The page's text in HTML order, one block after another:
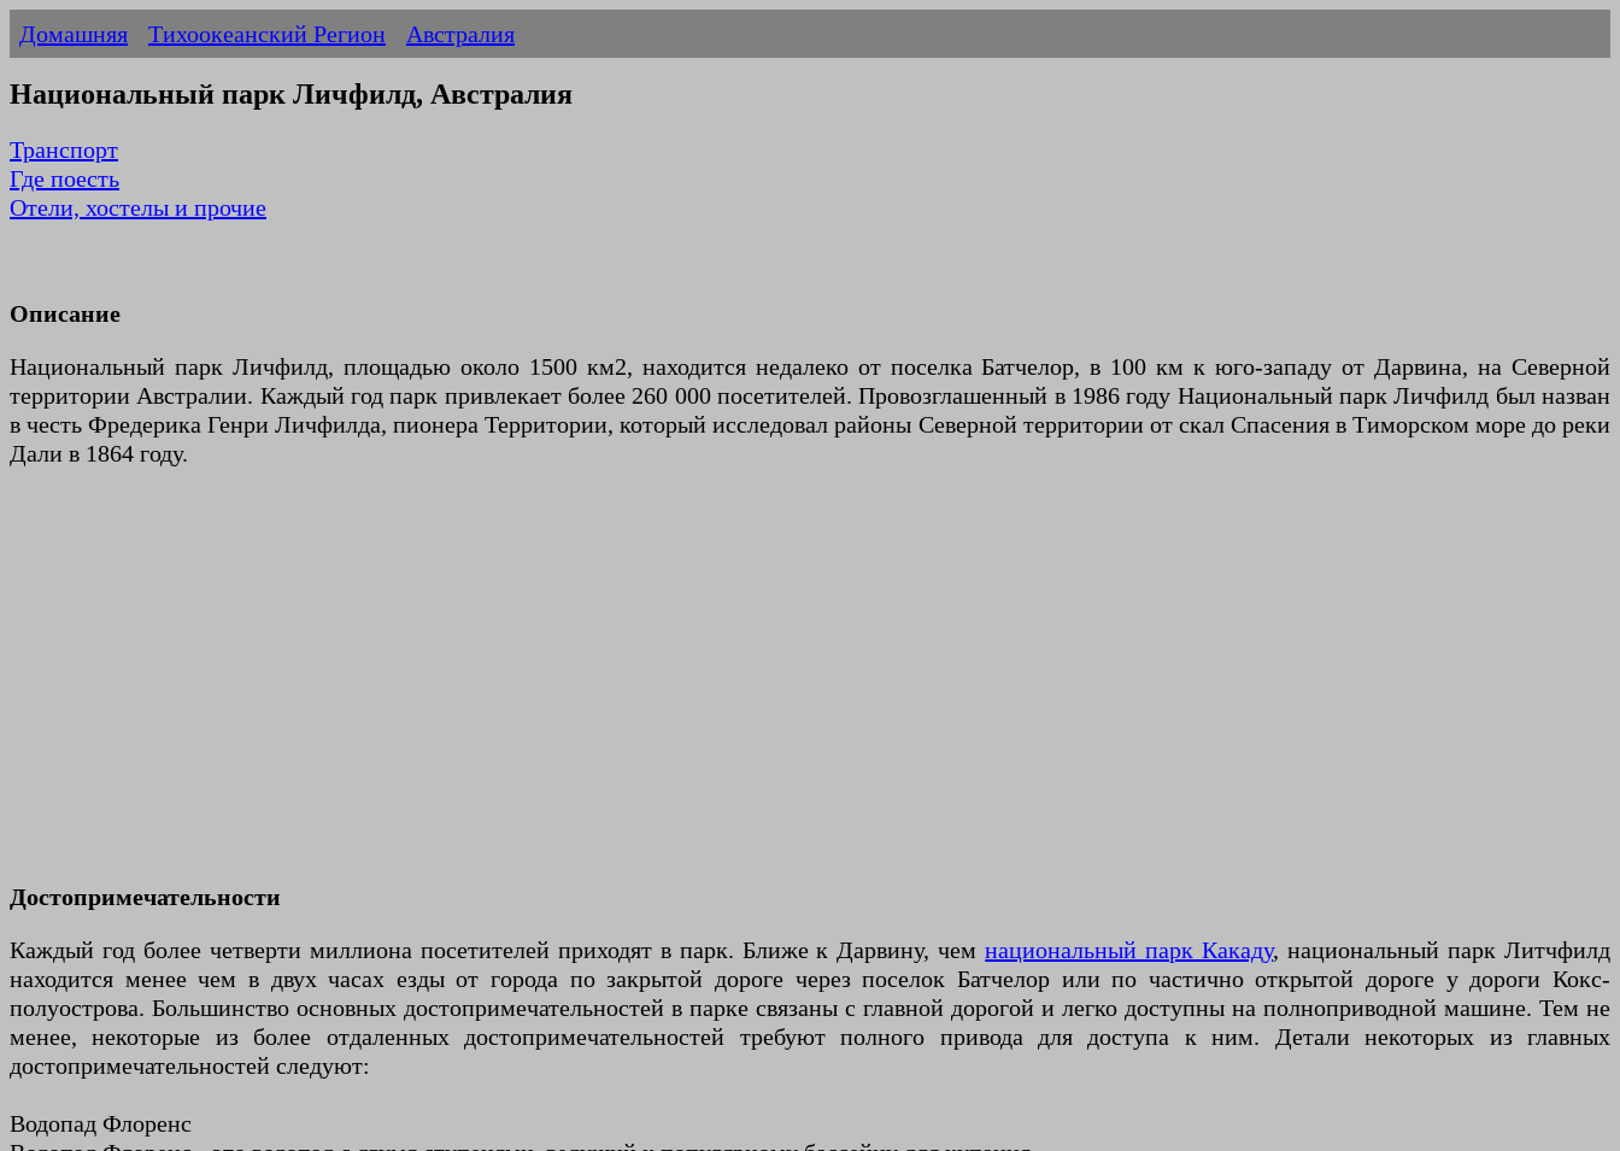
Домашняя Тихоокеанский Регион Австралия
Национальный парк Личфилд, Австралия
Транспорт
Где поесть
Отели, хостелы и прочие
Описание
Национальный парк Личфилд, площадью около 1500 км2, находится недалеко от поселка Батчелор, в 100 км к юго-западу от Дарвина, на Северной
территории Австралии. Каждый год парк привлекает более 260 000 посетителей. Провозглашенный в 1986 году Национальный парк Личфилд был назван
в честь Фредерика Генри Личфилда, пионера Территории, который исследовал районы Северной территории от скал Спасения в Тиморском море до реки
Дали в 1864 году.
Достопримечательности
Каждый год более четверти миллиона посетителей приходят в парк. Ближе к Дарвину, чемнациональный парк Какаду, национальный парк Литчфилд
находится менее чем в двух часах езды от города по закрытой дороге через поселок Батчелор или по частично открытой дороге у дороги Кокс-
полуострова. Большинство основных достопримечательностей в парке связаны с главной дорогой и легко доступны на полноприводной машине. Тем не
менее, некоторые из более отдаленных достопримечательностей требуют полного привода для доступа к ним. Детали некоторых из главных
достопримечательностей следуют:
Водопад Флоренс